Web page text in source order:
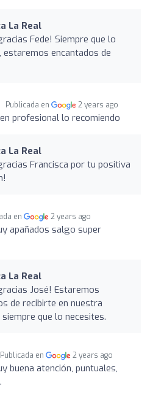
La Real
Fede! Siempre que lo
estaremos encantados de
Publicada en 2 years ago
profesional lo recomiendo
La Real
Francisca por tu positiva
en 2 years ago
apañados salgo super
La Real
José! Estaremos
de recibirte en nuestra
siempre que lo necesites.
Publicada en 2 years ago
buena atención, puntuales,